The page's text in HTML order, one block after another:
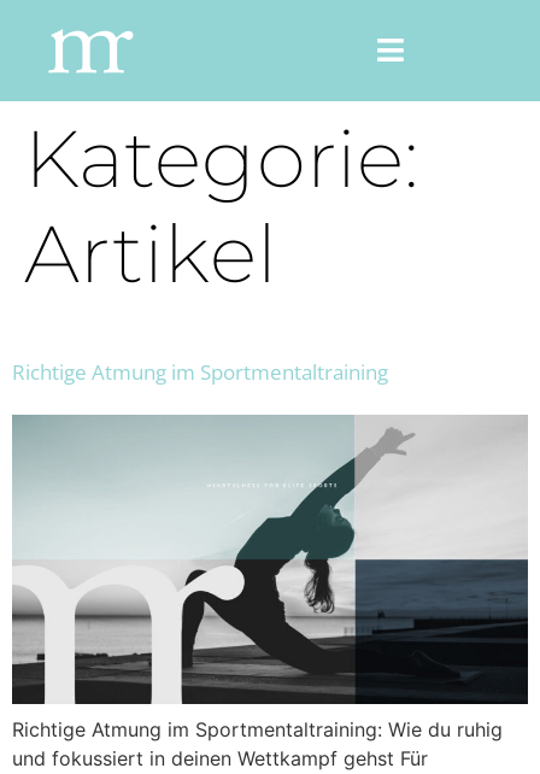
Kategorie:
Artikel
Richtige Atmung im Sportmentaltraining
Richtige Atmung im Sportmentaltraining: Wie du ruhig
und fokussiert in deinen Wettkampf gehst Für